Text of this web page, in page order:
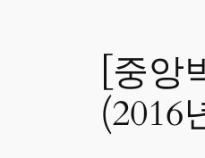
[중앙
(2016